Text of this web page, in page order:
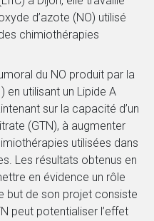
d’azote (NO) utilisé
chimiothérapies
du NO produit par la
en utilisant un Lipide A
sur la capacité d’un
(GTN), à augmenter
utilisées dans
Les résultats obtenus en
en évidence un rôle
but de son projet consiste
peut potentialiser l’effet